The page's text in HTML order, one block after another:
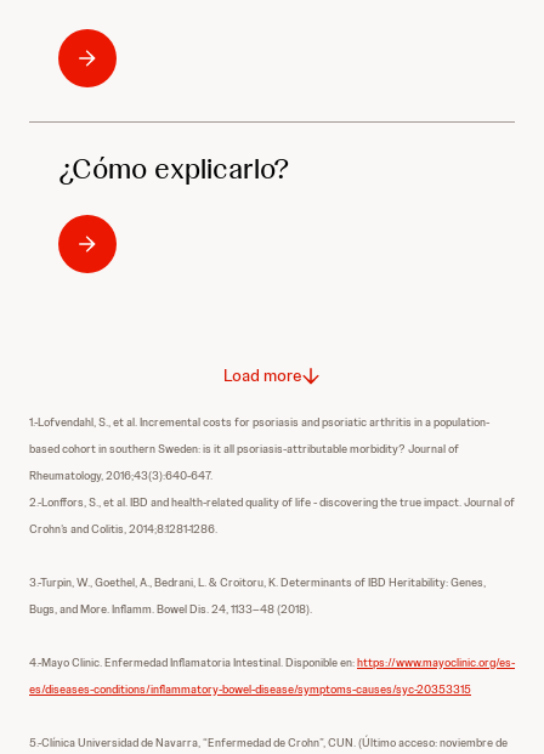
¿Cómo explicarlo?
Load more
1.-Lofvendahl, S., et al. Incremental costs for psoriasis and psoriatic arthritis in a population-
based cohort in southern Sweden: is it all psoriasis-attributable morbidity? Journal of
Rheumatology, 2016;43(3):640-647.
2.-Lonffors, S., et al. IBD and health-related quality of life - discovering the true impact. Journal of
Crohn’s and Colitis, 2014;8:1281-1286.
3.-Turpin, W., Goethel, A., Bedrani, L. & Croitoru, K. Determinants of IBD Heritability: Genes,
Bugs, and More. Inflamm. Bowel Dis. 24, 1133–48 (2018).
4.-Mayo Clinic. Enfermedad Inflamatoria Intestinal. Disponible en:https://www.mayoclinic.org/es-
es/diseases-conditions/inflammatory-bowel-disease/symptoms-causes/syc-20353315
5.-Clínica Universidad de Navarra, “Enfermedad de Crohn”, CUN. (Último acceso: noviembre de